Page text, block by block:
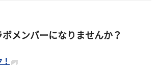
メンバーになりませんか？